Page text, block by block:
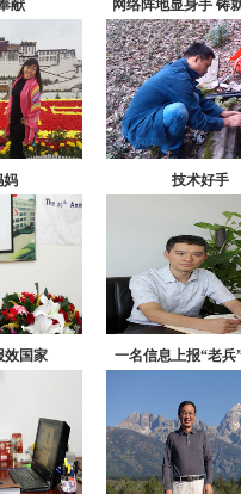
献
网络阵地显身手 铸
族魂
妈 技术好手
效国家 一名信息上报“老兵